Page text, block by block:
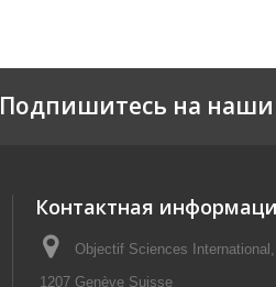
Подпишитесь на
Контактная
Objectif Sciences
1207 Genève Suisse